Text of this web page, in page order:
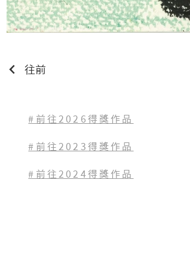
往前
#前往2026得獎作品
#前往2023 得獎作品
#前往2024得獎作品